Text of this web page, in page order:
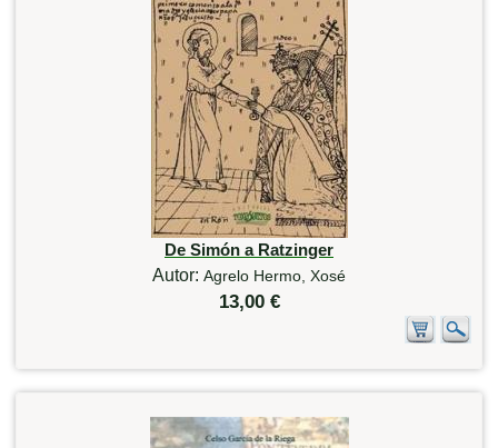
De Simón a Ratzinger
Autor: Agrelo Hermo, Xosé
13,00 €